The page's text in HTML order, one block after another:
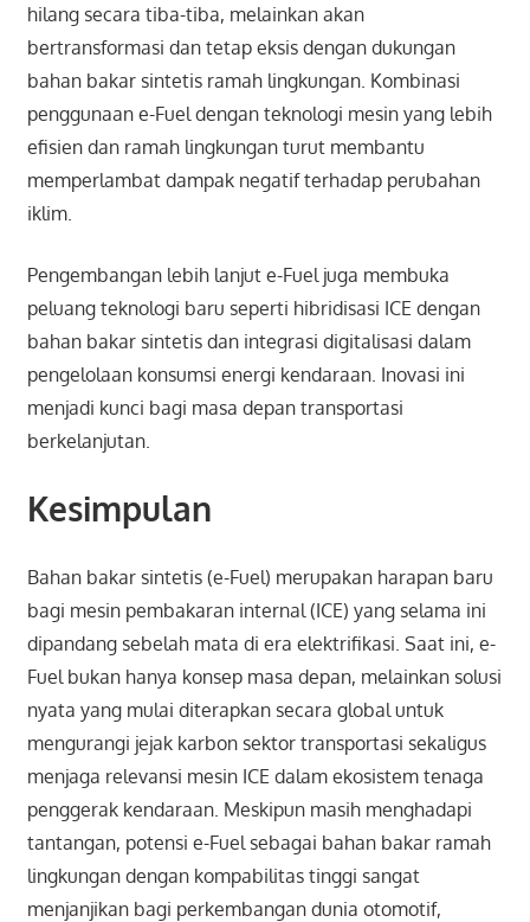
hilang secara tiba-tiba, melainkan akan
bertransformasi dan tetap eksis dengan dukungan
bahan bakar sintetis ramah lingkungan. Kombinasi
penggunaan e-Fuel dengan teknologi mesin yang lebih
efisien dan ramah lingkungan turut membantu
memperlambat dampak negatif terhadap perubahan
iklim.
Pengembangan lebih lanjut e-Fuel juga membuka
peluang teknologi baru seperti hibridisasi ICE dengan
bahan bakar sintetis dan integrasi digitalisasi dalam
pengelolaan konsumsi energi kendaraan. Inovasi ini
menjadi kunci bagi masa depan transportasi
berkelanjutan.
Kesimpulan
Bahan bakar sintetis (e-Fuel) merupakan harapan baru
bagi mesin pembakaran internal (ICE) yang selama ini
dipandang sebelah mata di era elektrifikasi. Saat ini, e-
Fuel bukan hanya konsep masa depan, melainkan solusi
nyata yang mulai diterapkan secara global untuk
mengurangi jejak karbon sektor transportasi sekaligus
menjaga relevansi mesin ICE dalam ekosistem tenaga
penggerak kendaraan. Meskipun masih menghadapi
tantangan, potensi e-Fuel sebagai bahan bakar ramah
lingkungan dengan kompabilitas tinggi sangat
menjanjikan bagi perkembangan dunia otomotif,